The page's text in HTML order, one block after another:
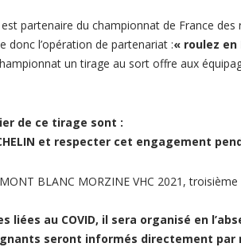
partenaire du championnat de France des
donc l’opération de partenariat :« roulez en
un tirage au sort offre aux
de ce tirage sont :
et respecter cet engagement
BLANC MORZINE VHC 2021,
liées au COVID, il sera organisé en
seront informés directement par